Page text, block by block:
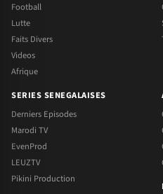
Football
Lutte
Faits Divers
Videos
Afrique
SERIES SENEGALAISES
Derniers Episodes
Marodi TV
EvenProd
LEUZTV
Pikini Production